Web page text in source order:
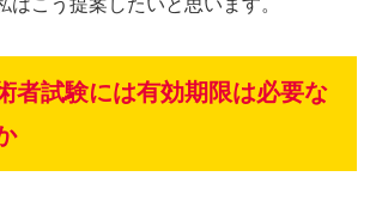
者試験には有効期限は必要な